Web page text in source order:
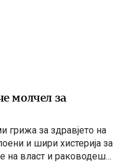
за
грижа за здравјето на
и шири хистерија за
на власт и раководеше